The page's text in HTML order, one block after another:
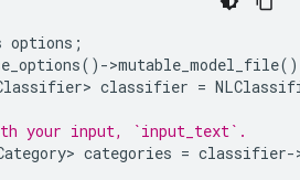
options ;
() ->mutable_model_file()
classifier =
your input, `input_text`.
> categories = classifier-